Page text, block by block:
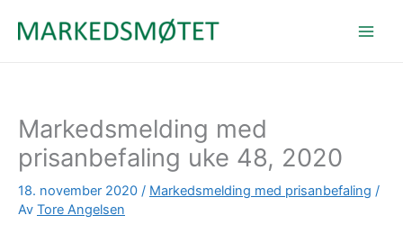
Markedsmelding med
prisanbefaling uke 48, 2020
18. november 2020 / Markedsmelding med prisanbefaling /
Av Tore Angelsen